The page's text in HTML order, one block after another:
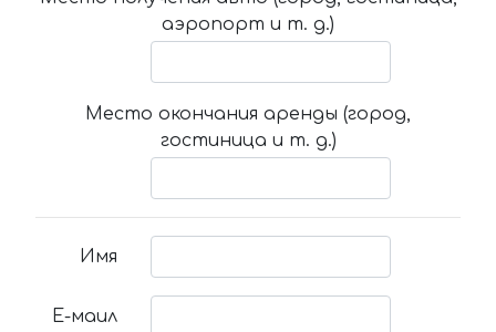
аэропорт и т. д.)
Место окончания аренды (город,
гостиница и т. д.)
Имя
Е-маил